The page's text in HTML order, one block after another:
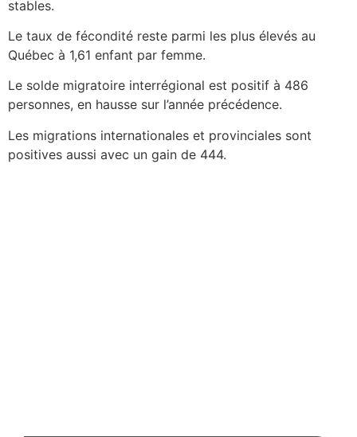
stables.
Le taux de fécondité reste parmi les plus élevés au
Québec à 1,61 enfant par femme.
Le solde migratoire interrégional est positif à 486
personnes, en hausse sur l’année précédence.
Les migrations internationales et provinciales sont
positives aussi avec un gain de 444.